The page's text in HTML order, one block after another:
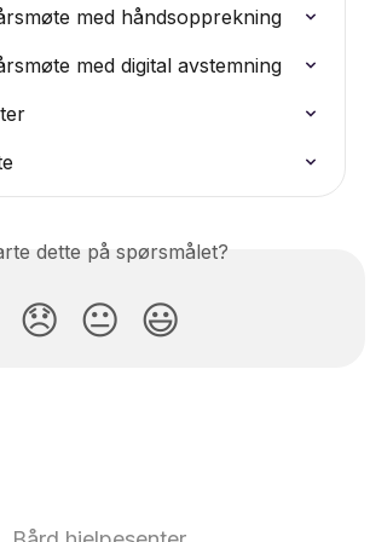
med håndsopprekning
med digital avstemning
dette på spørsmålet?
😞 😐 😃